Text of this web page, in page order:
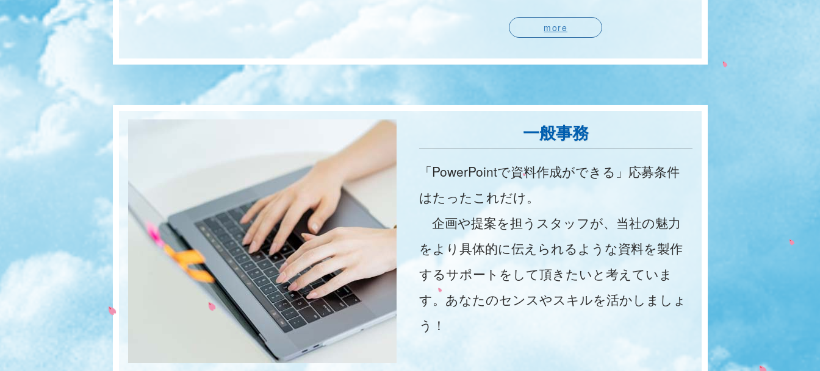
more
一般事務
「PowerPointで資料作成ができる」応募条件
はたったこれだけ。
企画や提案を担うスタッフが、当社の魅力
をより具体的に伝えられるような資料を製作
するサポートをして頂きたいと考えていま
す。あなたのセンスやスキルを活かしましょ
う！